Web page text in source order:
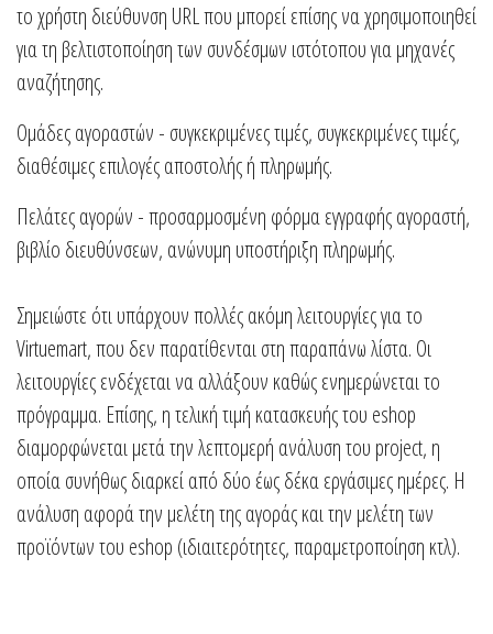
το χρήστη διεύθυνση URL που μπορεί επίσης να χρησιμοποιηθεί
για τη βελτιστοποίηση των συνδέσμων ιστότοπου για μηχανές
αναζήτησης.
Ομάδες αγοραστών - συγκεκριμένες τιμές, συγκεκριμένες τιμές,
διαθέσιμες επιλογές αποστολής ή πληρωμής.
Πελάτες αγορών - προσαρμοσμένη φόρμα εγγραφής αγοραστή,
βιβλίο διευθύνσεων, ανώνυμη υποστήριξη πληρωμής.
Σημειώστε ότι υπάρχουν πολλές ακόμη λειτουργίες για το
Virtuemart, που δεν παρατίθενται στη παραπάνω λίστα. Οι
λειτουργίες ενδέχεται να αλλάξουν καθώς ενημερώνεται το
πρόγραμμα. Επίσης, η τελική τιμή κατασκευής του eshop
διαμορφώνεται μετά την λεπτομερή ανάλυση του project, η
οποία συνήθως διαρκεί από δύο έως δέκα εργάσιμες ημέρες. Η
ανάλυση αφορά την μελέτη της αγοράς και την μελέτη των
προϊόντων του eshop (ιδιαιτερότητες, παραμετροποίηση κτλ).